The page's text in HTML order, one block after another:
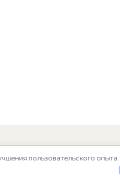
пользовательского